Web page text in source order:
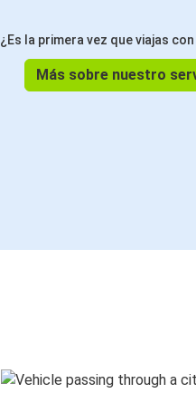
¿Es la primera vez que viajas
Más sobre nuestro